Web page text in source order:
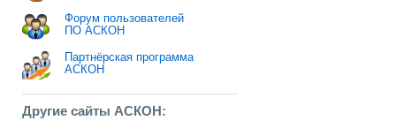
Форум пользователей
ПО АСКОН
Партнёрская программа
АСКОН
Другие сайты АСКОН: